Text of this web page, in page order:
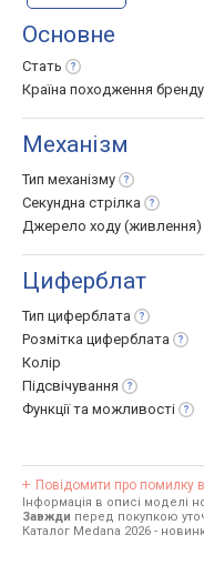
Основне
Стать
Країна походження бренду
Механізм
Тип механізму
Секундна стрілка
Джерело ходу (живлення)
Циферблат
Тип циферблата
Розмітка циферблата
Колір
Підсвічування
Функції та можливості
Повідомити про помилку
Інформація в описі моделі
Завжди перед покупкою
Каталог Medana 2026 -